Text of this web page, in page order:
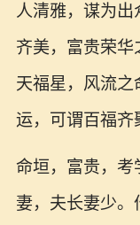
人清雅，谋为
齐美，富贵荣华
天福星，风流
运，可谓百福齐
命垣，富贵，考
妻，夫长妻少。